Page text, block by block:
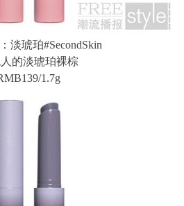
淡琥珀#SecondSkin
的淡琥珀裸棕
1.7g